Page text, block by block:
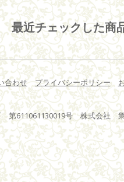
最近チェックした商
合わせ プライバシーポリシー
第611061130019号 株式会社